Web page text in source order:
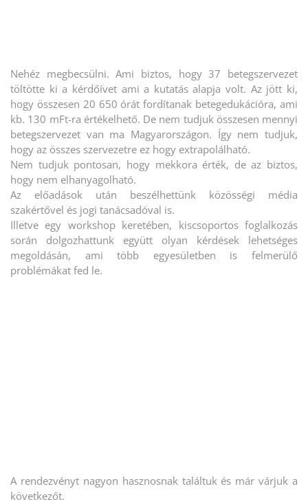
Nehéz megbecsülni. Ami biztos, hogy 37 betegszervezet
töltötte ki a kérdőívet ami a kutatás alapja volt. Az jött ki,
hogy összesen 20 650 órát fordítanak betegedukációra, ami
kb. 130 mFt-ra értékelhető. De nem tudjuk összesen mennyi
betegszervezet van ma Magyarországon. Így nem tudjuk,
hogy az összes szervezetre ez hogy extrapolálható.
Nem tudjuk pontosan, hogy mekkora érték, de az biztos,
hogy nem elhanyagolható.
Az előadások után beszélhettünk közösségi média
szakértővel és jogi tanácsadóval is.
Illetve egy workshop keretében, kiscsoportos foglalkozás
során dolgozhattunk együtt olyan kérdések lehetséges
megoldásán, ami több egyesületben is felmerülő
problémákat fed le.
A rendezvényt nagyon hasznosnak találtuk és már várjuk a
következőt.